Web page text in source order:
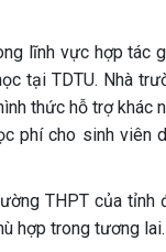
lĩnh vực hợp tác
tại TDTU. Nhà
thức hỗ trợ khác
phí cho sinh viên
THPT của tỉnh
hợp trong tương lai.